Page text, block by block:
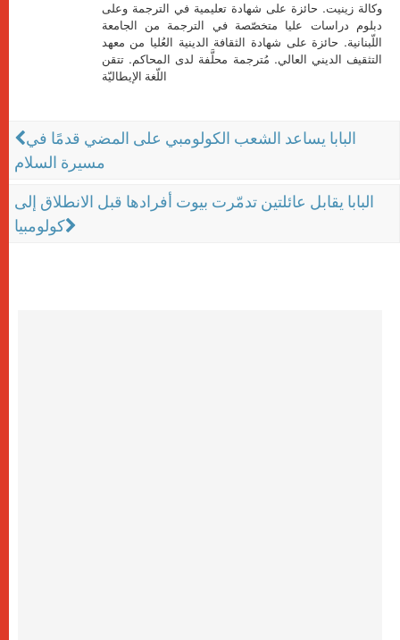
وكالة زينيت. حائزة على شهادة تعليمية في الترجمة وعلى
دبلوم دراسات عليا متخصّصة في الترجمة من الجامعة
اللّبنانية. حائزة على شهادة الثقافة الدينية العُليا من معهد
التثقيف الديني العالي. مُترجمة محلَّفة لدى المحاكم. تتقن
اللّغة الإيطاليّة
البابا يساعد الشعب الكولومبي على المضي قدمًا في
مسيرة السلام
البابا يقابل عائلتين تدمّرت بيوت أفرادها قبل الانطلاق إلى
كولومبيا